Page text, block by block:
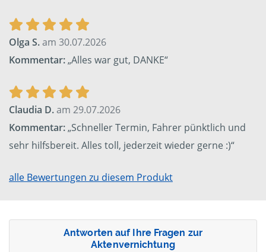
Olga S.am 30.07.2026
Kommentar:„Alles war gut, DANKE“
Claudia D.am 29.07.2026
Kommentar:„Schneller Termin, Fahrer pünktlich und
sehr hilfsbereit. Alles toll, jederzeit wieder gerne :)“
alle Bewertungen zu diesem Produkt
Antworten auf Ihre Fragen zur
Aktenvernichtung